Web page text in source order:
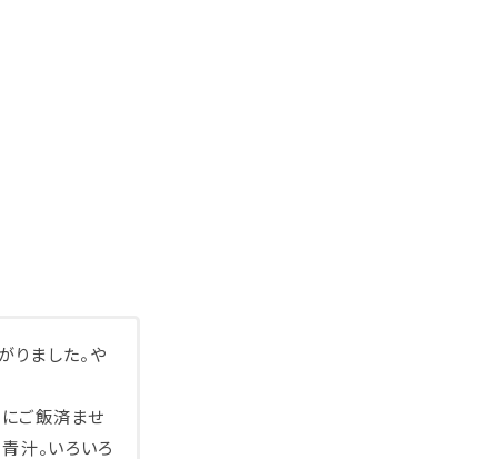
りました。や
にご飯済ませ
汁。いろいろ